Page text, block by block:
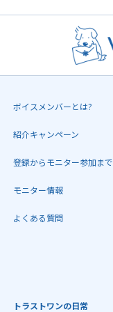
ボイスメンバーとは?
紹介キャンペーン
登録からモニター参加まで
モニター情報
よくある質問
トラストワンの日常